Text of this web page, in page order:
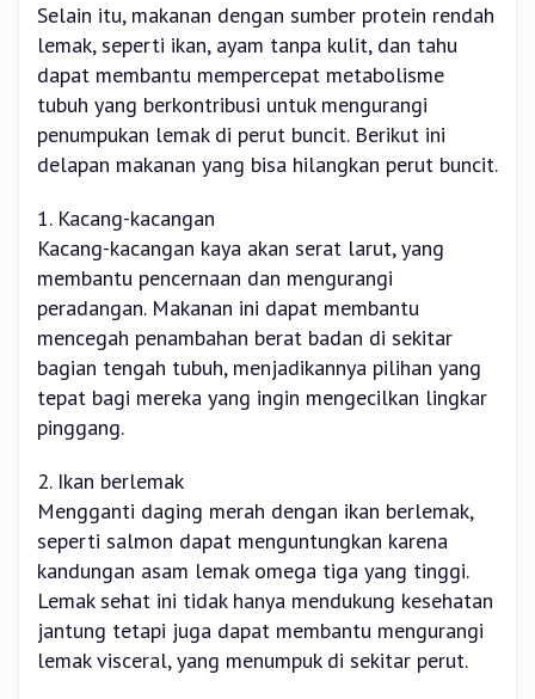
Selain itu, makanan dengan sumber protein rendah
lemak, seperti ikan, ayam tanpa kulit, dan tahu
dapat membantu mempercepat metabolisme
tubuh yang berkontribusi untuk mengurangi
penumpukan lemak di perut buncit. Berikut ini
delapan makanan yang bisa hilangkan perut buncit.
1. Kacang-kacangan
Kacang-kacangan kaya akan serat larut, yang
membantu pencernaan dan mengurangi
peradangan. Makanan ini dapat membantu
mencegah penambahan berat badan di sekitar
bagian tengah tubuh, menjadikannya pilihan yang
tepat bagi mereka yang ingin mengecilkan lingkar
pinggang.
2. Ikan berlemak
Mengganti daging merah dengan ikan berlemak,
seperti salmon dapat menguntungkan karena
kandungan asam lemak omega tiga yang tinggi.
Lemak sehat ini tidak hanya mendukung kesehatan
jantung tetapi juga dapat membantu mengurangi
lemak visceral, yang menumpuk di sekitar perut.